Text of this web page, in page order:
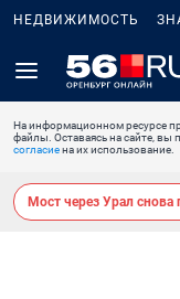
НЕДВИЖИМОСТЬ
На информационном ресурсе
файлы. Оставаясь на сайте, вы
согласиена их использование.
Мост через Урал